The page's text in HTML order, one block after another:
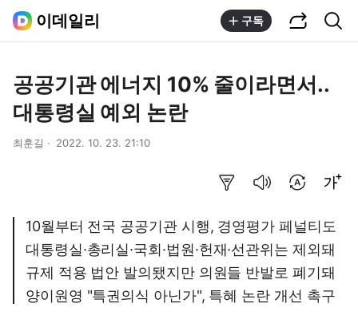
이데일리 구독
공공기관 에너지 10% 줄이라면서..
대통령실 예외 논란
최훈길 2022. 10. 23. 21:10
10월부터 전국 공공기관 시행, 경영평가 페널티도
대통령실·총리실·국회·법원·헌재·선관위는 제외돼
규제 적용 법안 발의됐지만 의원들 반발로 폐기돼
양이원영 "특권의식 아닌가", 특혜 논란 개선 촉구